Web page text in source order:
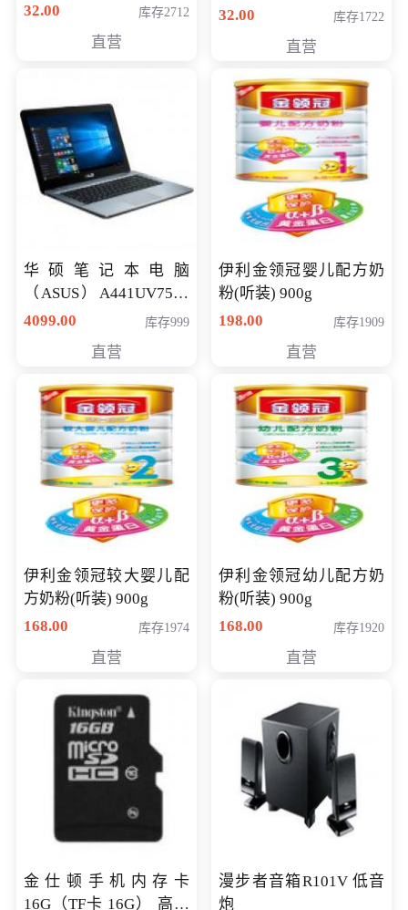
32.00
库存2712
直营
32.00
库存1722
直营
华硕笔记本电脑
（ASUS）A441UV7500
顽石（7代i7-7500U 4G
4099.00 库存999
直营
伊利金领冠婴儿配方奶
粉(听装) 900g
198.00
库存1909
直营
伊利金领冠较大婴儿配
方奶粉(听装) 900g
168.00
库存1974
直营
伊利金领冠幼儿配方奶
粉(听装) 900g
168.00
库存1920
直营
金仕顿手机内存卡
16G（TF卡 16G） 高速
漫步者音箱R101V 低音
炮